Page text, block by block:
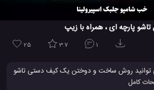
پارچه ای ، همراه با زیپ
25 3.7 1
توانید روش ساخت و دوختن یک کیف دستی تاشو
این یک ایده خلاقانه و جالب برای ساخت
کامل